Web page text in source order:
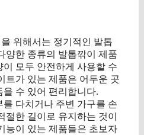
위해서는 정기적인 발톱
양한 종류의 발톱깎이 제품
모두 안전하게 사용할 수
트가 있는 제품은 어두운 곳
수 있어 편리합니다.
다치거나 주변 가구를 손
절한 길이로 유지하는 것이
능이 있는 제품들은 초보자